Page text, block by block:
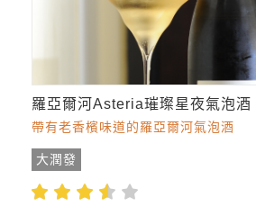
羅亞爾河Asteria璀璨星夜氣泡酒
帶有老香檳味道的羅亞爾河氣泡酒
大潤發